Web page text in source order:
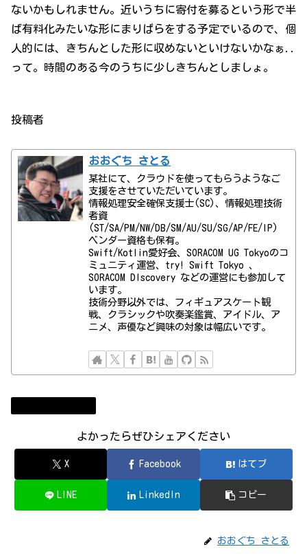
ないかもしれません。近いうちに寄付を募るという形で半
ば有料化みたいな形にまりぱらをする予定でいるので、個
人的には、きちんとした形に収めないといけないかなぁ..
って。時間のある今のうちに少しきちんとしましょ。
投稿者
おおぐち さとる
某社にて、クラウドを使ってもらうようなご
支援をさせていただいています。
情報処理安全確保支援士(SC)、情報処理技術
者資
(ST/SA/PM/NW/DB/SM/AU/SU/SG/AP/FE/IP)
ベンダー資格も保有。
Swift/Kotlin愛好会、SORACOM UG Tokyoのコ
ミュニティ運営、try! Swift Tokyo 、
SORACOM DIscovery などの運営にも参加して
います。
技術分野以外では、フィギュアスケート観
戦、クラシックや吹奏楽鑑賞、アイドル、ア
ニメ、声優など興味の対象は幅広いです。
よかったらぜひシェアください
X Facebook はてブ
LINE LinkedIn コピー
おおぐち さとる